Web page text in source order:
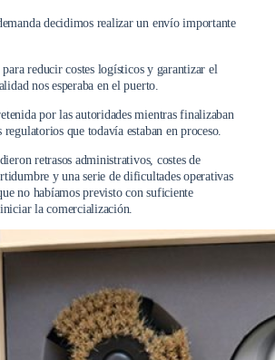
decidimos realizar un envío importante
reducir costes logísticos y garantizar el
nos esperaba en el puerto.
por las autoridades mientras finalizaban
que todavía estaban en proceso.
retrasos administrativos, costes de
y una serie de dificultades operativas
no habíamos previsto con suficiente
la comercialización.